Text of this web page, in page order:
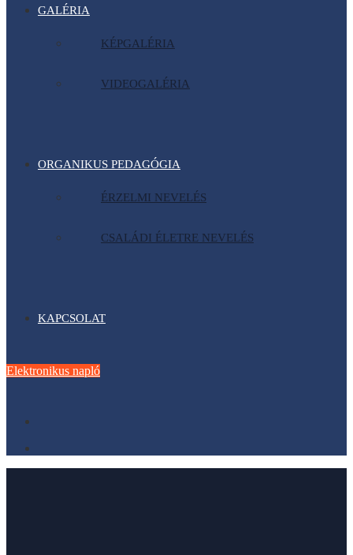
GALÉRIA
KÉPGALÉRIA
VIDEOGALÉRIA
ORGANIKUS PEDAGÓGIA
ÉRZELMI NEVELÉS
CSALÁDI ÉLETRE NEVELÉS
KAPCSOLAT
Elektronikus napló